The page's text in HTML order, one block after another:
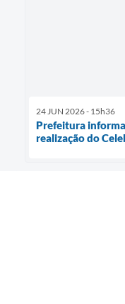
24 JUN 2026 - 15h36
Prefeitura
realização do